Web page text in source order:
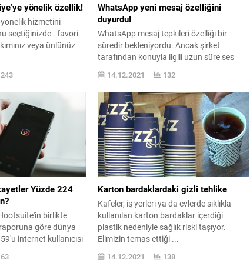
yönelik özellik!
hizmetini
seçtiğinizde - favori
veya ünlünüz
243
WhatsApp yeni mesaj özelliğini
duyurdu!
WhatsApp mesaj tepkileri özelliği bir
süredir bekleniyordu. Ancak şirket
tarafından konuyla ilgili uzun süre ses
seda çıkmamıştı. Bugün ise ...
14.12.2021 132
Yüzde 224
birlikte
göre dünya
internet kullanıcısı
(4.20 ...
63
Karton bardaklardaki gizli tehlike
Kafeler, iş yerleri ya da evlerde sıklıkla
kullanılan karton bardaklar içerdiği
plastik nedeniyle sağlık riski taşıyor.
Elimizin temas ettiği ...
14.12.2021 138